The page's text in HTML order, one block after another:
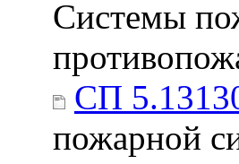
Системы
СП
пожарной